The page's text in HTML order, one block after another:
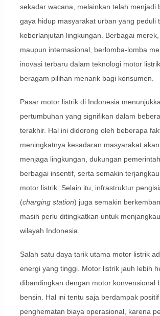
sekadar wacana, melainkan telah menjadi
gaya hidup masyarakat urban yang peduli
keberlanjutan lingkungan. Berbagai
maupun internasional, berlomba-lomba
inovasi terbaru dalam teknologi motor
beragam pilihan menarik bagi konsumen.
Pasar motor listrik di Indonesia
pertumbuhan yang signifikan dalam
terakhir. Hal ini didorong oleh beberapa
meningkatnya kesadaran masyarakat
menjaga lingkungan, dukungan
berbagai insentif, serta semakin
motor listrik. Selain itu, infrastruktur
(charging station) juga semakin
masih perlu ditingkatkan untuk
wilayah Indonesia.
Salah satu daya tarik utama motor listrik
energi yang tinggi. Motor listrik jauh lebih
dibandingkan dengan motor konvensional
bensin. Hal ini tentu saja berdampak
penghematan biaya operasional, karena